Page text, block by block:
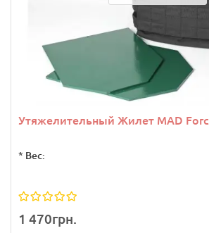
Утяжелительный Жилет MAD
* Вес:
1 470грн.